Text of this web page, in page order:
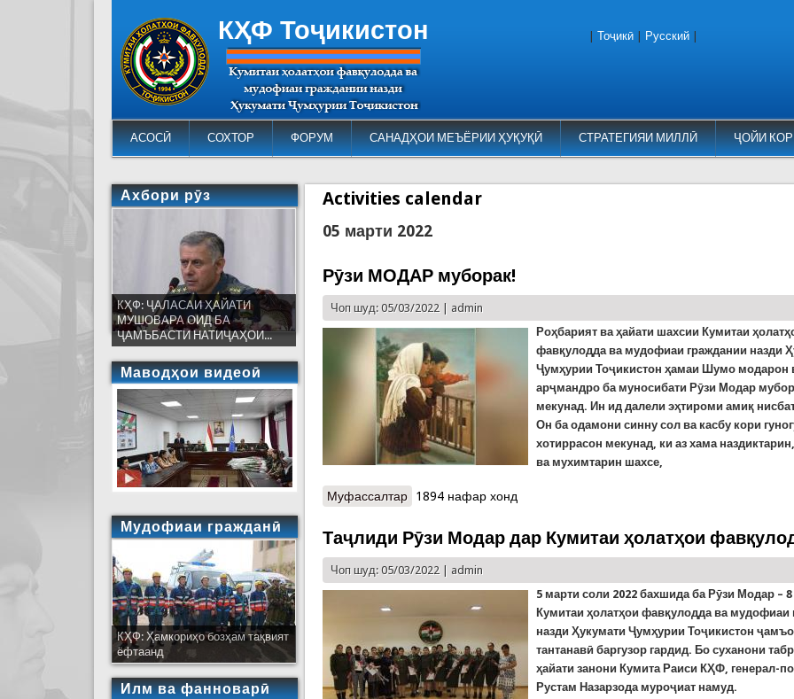
КҲФ Тоҷикистон
АСОСӢ СОХТОР ФОРУМ САНАДҲОИ МЕЪЁРИИ ҲУҚУҚӢ СТРАТЕГИЯИ МИЛЛӢ ҶОЙИ
Тоҷикӣ Русский
Activities calendar
05 марти 2022
Рӯзи МОДАР муборак!
Чоп шуд: 05/03/2022 | admin
Роҳбарият ва ҳайати шахсии Кумитаи
фавқулодда ва мудофиаи граждании назди
Ҷумҳурии Тоҷикистон ҳамаи Шумо модарон
арҷмандро ба муносибати Рӯзи Модар
мекунад. Ин ид далели эҳтироми амиқ
Он ба одамони синну сол ва касбу кори
хотиррасон мекунад, ки аз хама
ва мухимтарин шахсе,
Муфассалтар о Рӯзи МОДАР муборак!
1894 нафар хонд
Таҷлиди Рӯзи Модар дар Кумитаи ҳолатҳои
Чоп шуд: 05/03/2022 | admin
5 марти соли 2022 бахшида ба Рӯзи Модар –
Кумитаи ҳолатҳои фавқулодда ва мудофиаи
назди Ҳукумати Ҷумҳурии Тоҷикистон
тантанавӣ баргузор гардид. Бо суханони
ҳайати занони Кумита Раиси КҲФ, генерал-
Рустам Назарзода муроҷиат намуд.
Ахбори рӯз
КҲФ: ҶАЛАСАИ ҲАЙАТИ
МУШОВАРА ОИД БА
ҶАМЪБАСТИ НАТИҶАҲОИ...
Маводҳои видеоӣ
Мудофиаи гражданӣ
КҲФ: Ҳамкориҳо бозҳам тақвият
ёфтаанд
Илм ва фанноварӣ